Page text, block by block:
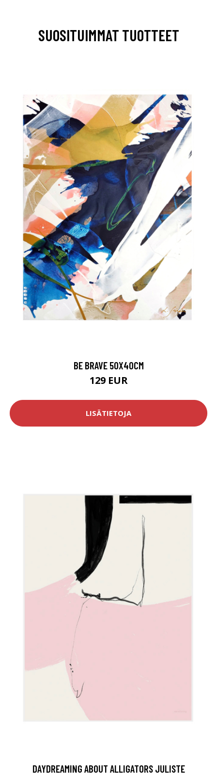
SUOSITUIMMAT TUOTTEET
BE BRAVE 50X40CM
129 EUR
LISÄTIETOJA
DAYDREAMING ABOUT ALLIGATORS JULISTE